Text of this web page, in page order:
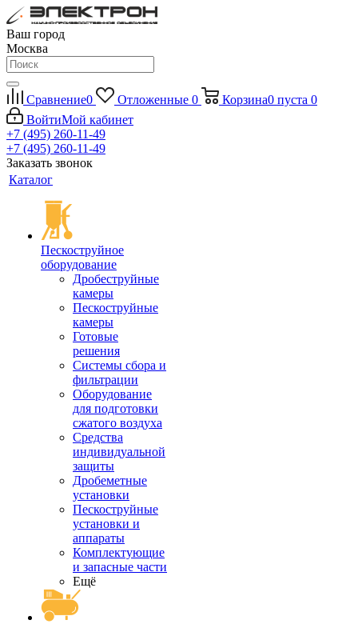
Ваш город
Москва
Сравнение0 Отложенные 0 Корзина0 пуста 0
ВойтиМой кабинет
+7 (495) 260-11-49
+7 (495) 260-11-49
Заказать звонок
Каталог
Пескоструйное
оборудование
Дробеструйные
камеры
Пескоструйные
камеры
Готовые
решения
Системы сбора и
фильтрации
Оборудование
для подготовки
сжатого воздуха
Средства
индивидуальной
защиты
Дробеметные
установки
Пескоструйные
установки и
аппараты
Комплектующие
и запасные части
Ещё